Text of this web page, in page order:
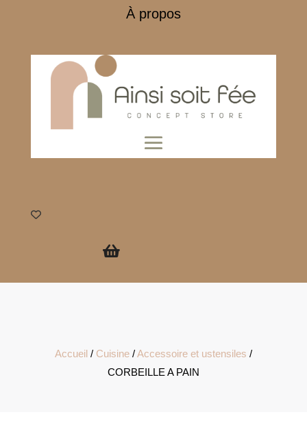
À propos

Accueil/ Cuisine/Accessoire et ustensiles /
CORBEILLE A PAIN